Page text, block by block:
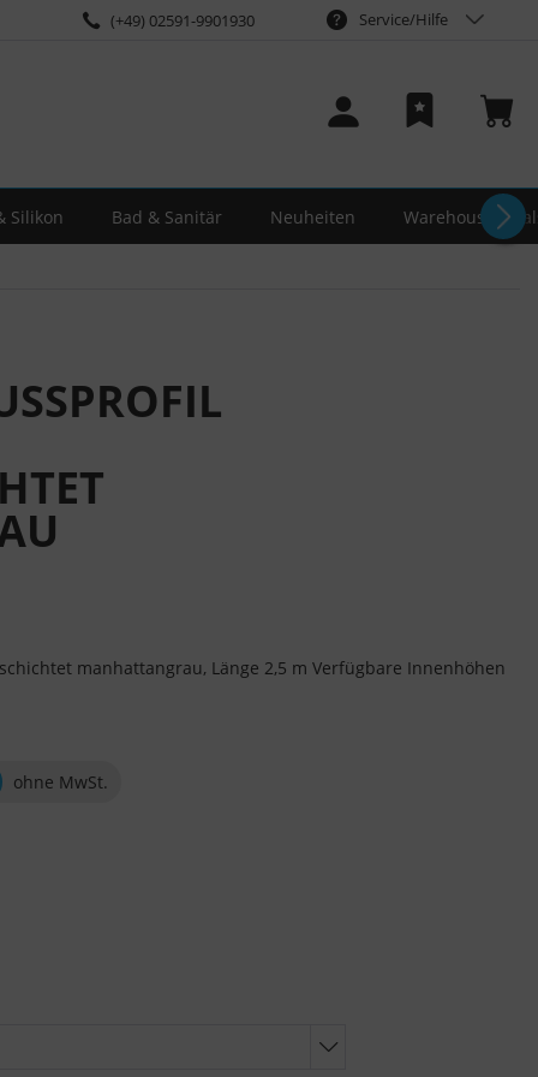
(+49) 02591-9901930 Service/Hilfe
Silikon Bad & Sanitär Neuheiten Warehouse-
manhattangrau, Länge 2,5 m Verfügbare Innenhöhen
ohne MwSt.